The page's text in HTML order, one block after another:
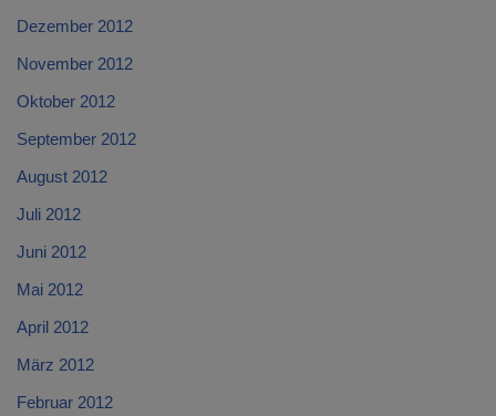
Dezember 2012
November 2012
Oktober 2012
September 2012
August 2012
Juli 2012
Juni 2012
Mai 2012
April 2012
März 2012
Februar 2012